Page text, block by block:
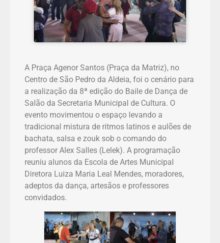
A Praça Agenor Santos (Praça da Matriz), no
Centro de São Pedro da Aldeia, foi o cenário para
a realização da 8ª edição do Baile de Dança de
Salão da Secretaria Municipal de Cultura. O
evento movimentou o espaço levando a
tradicional mistura de ritmos latinos e aulões de
bachata, salsa e zouk sob o comando do
professor Alex Salles (Lelek). A programação
reuniu alunos da Escola de Artes Municipal
Diretora Luiza Maria Leal Mendes, moradores,
adeptos da dança, artesãos e professores
convidados.